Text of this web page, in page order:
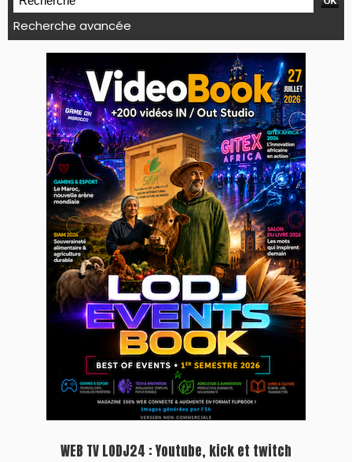
Recherche avancée
WEB TV LODJ24 : Youtube, kick et twitch